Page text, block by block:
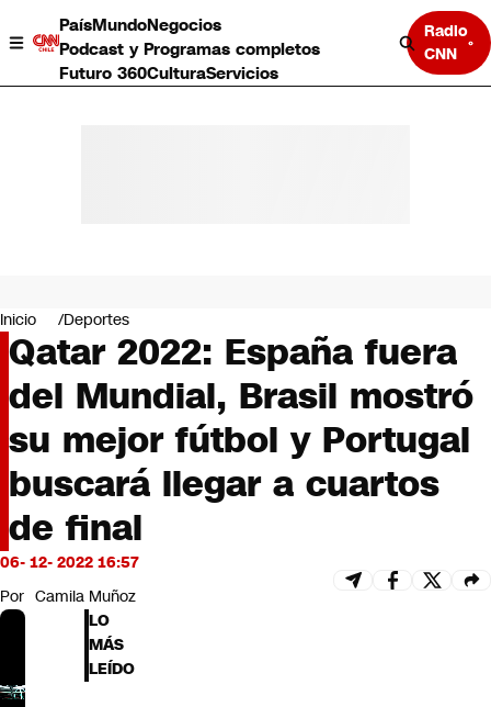
PaísMundoNegocios
Podcast y Programas completos
Futuro 360CulturaServicios
Radio
CNN
Negocios
Deportes
Programas completos
Cultura
Servicios
Bits
CNN tiempo
Futuro 360
Opinión
Inicio Deportes
Qatar 2022: España fuera
del Mundial, Brasil mostró
su mejor fútbol y Portugal
buscará llegar a cuartos
de final
06- 12- 2022 16:57
Por Camila Muñoz
LO
MÁS
LEÍDO